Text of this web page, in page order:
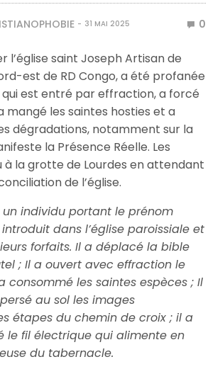
31 MAI 2025 0
l’église saint Joseph Artisan de
est de RD Congo, a été profanée
est entré par effraction, a forcé
mangé les saintes hosties et a
dégradations, notamment sur la
la Présence Réelle. Les
à la grotte de Lourdes en attendant
de l’église.
un individu portant le prénom
introduit dans l’église paroissiale et
forfaits. Il a déplacé la bible
; Il a ouvert avec effraction le
consommé les saintes espèces ; Il
au sol les images
étapes du chemin de croix ; il a
le fil électrique qui alimente en
du tabernacle.